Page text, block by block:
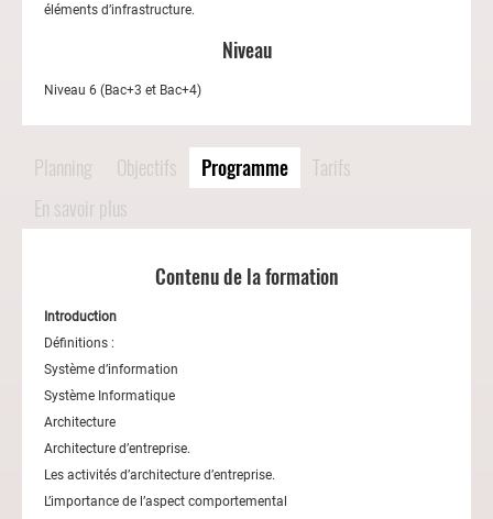
éléments d’infrastructure.
Niveau
Niveau 6 (Bac+3 et Bac+4)
Planning Objectifs Programme
Tarifs
En savoir plus
Contenu de la formation
Introduction
Définitions :
Système d’information
Système Informatique
Architecture
Architecture d’entreprise.
Les activités d’architecture d’entreprise.
L’importance de l’aspect comportemental